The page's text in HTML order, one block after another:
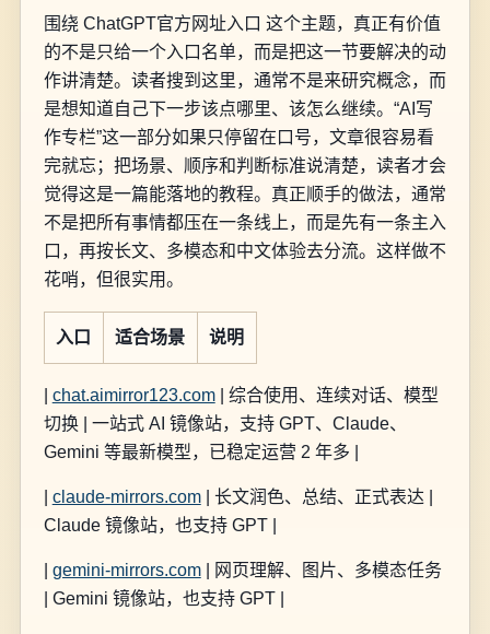
围绕 ChatGPT官方网址入口 这个主题，真正有价值
的不是只给一个入口名单，而是把这一节要解决的动
作讲清楚。读者搜到这里，通常不是来研究概念，而
是想知道自己下一步该点哪里、该怎么继续。“AI写
作专栏”这一部分如果只停留在口号，文章很容易看
完就忘；把场景、顺序和判断标准说清楚，读者才会
觉得这是一篇能落地的教程。真正顺手的做法，通常
不是把所有事情都压在一条线上，而是先有一条主入
口，再按长文、多模态和中文体验去分流。这样做不
花哨，但很实用。
入口 适合场景 说明
chat.aimirror123.com| 综合使用、连续对话、模型
切换 | 一站式 AI 镜像站，支持 GPT、Claude、
Gemini 等最新模型，已稳定运营 2 年多 |
claude-mirrors.com| 长文润色、总结、正式表达 |
Claude 镜像站，也支持 GPT |
gemini-mirrors.com| 网页理解、图片、多模态任务
| Gemini 镜像站，也支持 GPT |